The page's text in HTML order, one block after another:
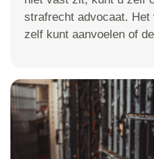
strafrecht advocaat.
zelf kunt aanvoelen of